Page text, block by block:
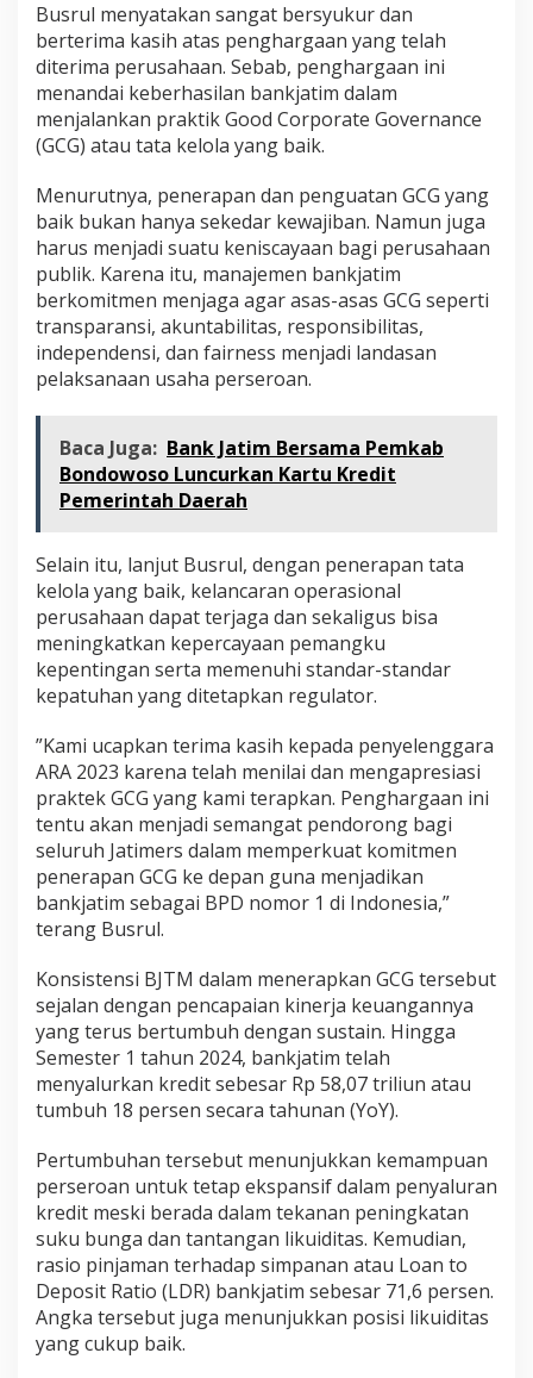
Busrul menyatakan sangat bersyukur dan
berterima kasih atas penghargaan yang telah
diterima perusahaan. Sebab, penghargaan ini
menandai keberhasilan bankjatim dalam
menjalankan praktik Good Corporate Governance
(GCG) atau tata kelola yang baik.
Menurutnya, penerapan dan penguatan GCG yang
baik bukan hanya sekedar kewajiban. Namun juga
harus menjadi suatu keniscayaan bagi perusahaan
publik. Karena itu, manajemen bankjatim
berkomitmen menjaga agar asas-asas GCG seperti
transparansi, akuntabilitas, responsibilitas,
independensi, dan fairness menjadi landasan
pelaksanaan usaha perseroan.
Baca Juga: Bank Jatim Bersama Pemkab
Bondowoso Luncurkan Kartu Kredit
Pemerintah Daerah
Selain itu, lanjut Busrul, dengan penerapan tata
kelola yang baik, kelancaran operasional
perusahaan dapat terjaga dan sekaligus bisa
meningkatkan kepercayaan pemangku
kepentingan serta memenuhi standar-standar
kepatuhan yang ditetapkan regulator.
”Kami ucapkan terima kasih kepada penyelenggara
ARA 2023 karena telah menilai dan mengapresiasi
praktek GCG yang kami terapkan. Penghargaan ini
tentu akan menjadi semangat pendorong bagi
seluruh Jatimers dalam memperkuat komitmen
penerapan GCG ke depan guna menjadikan
bankjatim sebagai BPD nomor 1 di Indonesia,”
terang Busrul.
Konsistensi BJTM dalam menerapkan GCG tersebut
sejalan dengan pencapaian kinerja keuangannya
yang terus bertumbuh dengan sustain. Hingga
Semester 1 tahun 2024, bankjatim telah
menyalurkan kredit sebesar Rp 58,07 triliun atau
tumbuh 18 persen secara tahunan (YoY).
Pertumbuhan tersebut menunjukkan kemampuan
perseroan untuk tetap ekspansif dalam penyaluran
kredit meski berada dalam tekanan peningkatan
suku bunga dan tantangan likuiditas. Kemudian,
rasio pinjaman terhadap simpanan atau Loan to
Deposit Ratio (LDR) bankjatim sebesar 71,6 persen.
Angka tersebut juga menunjukkan posisi likuiditas
yang cukup baik.